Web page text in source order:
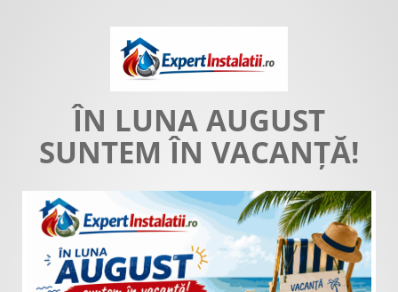
ÎN LUNA AUGUST
SUNTEM ÎN VACANȚĂ!